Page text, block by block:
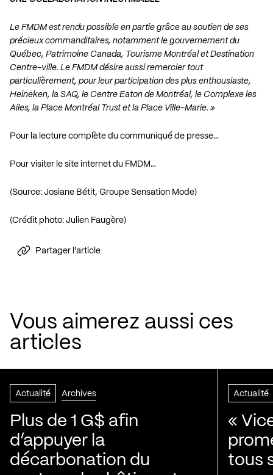
Le FMDM est rendu possible en partie grâce au soutien de ses
précieux commanditaires, notamment le gouvernement du
Québec, Patrimoine Canada, Tourisme Montréal et Destination
Centre-ville. Le FMDM désire aussi remercier tout
particulièrement, pour leur participation des plus enthousiaste,
Heineken, la SAQ, le Centre Eaton de Montréal, le Complexe les
Ailes, la Place Montréal Trust et la Place Ville-Marie. »
Pour la lecture complète du communiqué de presse…
Pour visiter le site internet du FMDM…
(Source: Josiane Bétit, Groupe Sensation Mode)
(Crédit photo: Julien Faugère)
Partager l'article
Vous aimerez aussi ces
articles
Actualité Archives
Plus de 1 G$ afin
d’appuyer la
décarbonation du
Actualité
«
tous